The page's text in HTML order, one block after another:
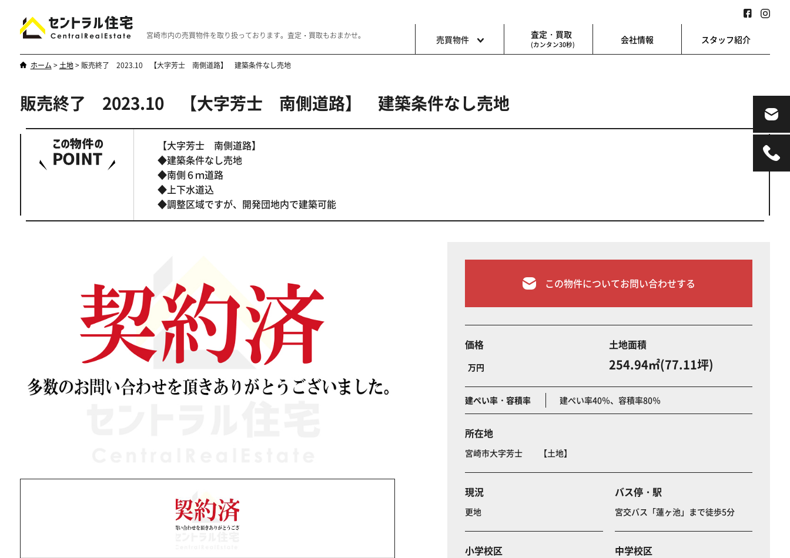
宮崎市内の売買物件を取り扱っております。査定・買取もおまかせ。 売買物件 査定・買取
(カンタン30秒) 会社情報 スタッフ紹介
やはり一戸建てが一番
ホーム > 土地> 販売終了 2023.10 【大字芳士 南側道路】 建築条件なし売地
販売終了 2023.10 【大字芳士 南側道路】 建築条件なし売地
【大字芳士 南側道路】
◆建築条件なし売地
◆南側６ｍ道路
◆上下水道込
◆調整区域ですが、開発団地内で建築可能
この物件についてお問い合わせする
価格
万円
土地面積
254.94㎡(77.11坪)
建ぺい率・容積率 建ぺい率40％、容積率80％
所在地
宮崎市大字芳士 【土地】
現況
更地
バス停・駅
宮交バス「蓮ヶ池」まで徒歩5分
小学校区 中学校区